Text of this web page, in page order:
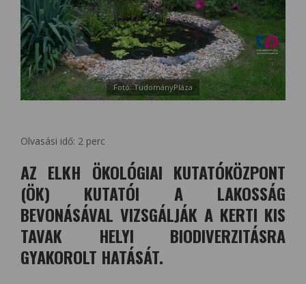
Fotó: TudományPláza
Olvasási idő: 2 perc
AZ ELKH ÖKOLÓGIAI KUTATÓKÖZPONT
(ÖK) KUTATÓI A LAKOSSÁG
BEVONÁSÁVAL VIZSGÁLJÁK A KERTI KIS
TAVAK HELYI BIODIVERZITÁSRA
GYAKOROLT HATÁSÁT.